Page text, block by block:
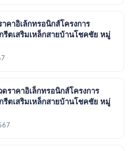
คาอิเล้กทรอนิกส์โครงการ
รีตเสริมเหล็กสายบ้านโชคชัย หมู่
ดราคาอิเล็กทรอนิกส์โครงการ
รีตเสริมเหล็กสายบ้านโชคชัย หมู่